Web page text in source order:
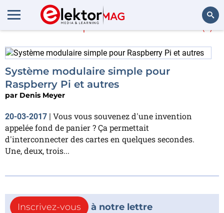
En savoir plus sur (1)
Système modulaire simple pour
Raspberry Pi et autres
par Denis Meyer
20-03-2017 | Vous vous souvenez d'une invention
appelée fond de panier ? Ça permettait
d'interconnecter des cartes en quelques secondes.
Une, deux, trois...
Inscrivez-vous
à notre lettre